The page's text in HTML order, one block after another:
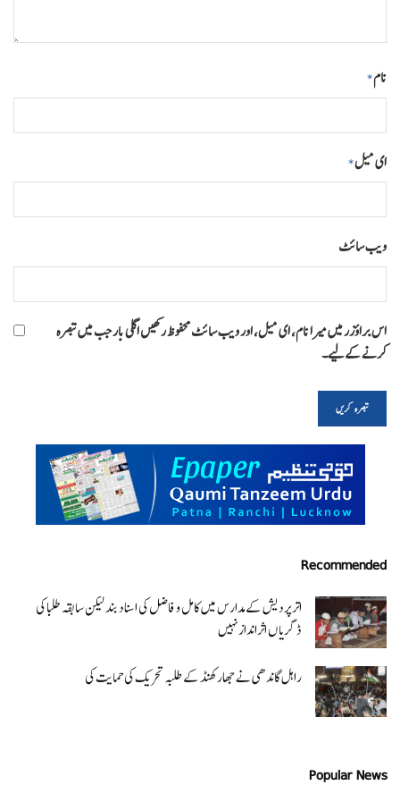
نام*
ای میل*
ویب‌ سائٹ
اس براؤزر میں میرا نام، ای میل، اور ویب سائٹ محفوظ رکھیں اگلی بار جب میں تبصرہ
کرنے کےلیے۔
Recommended
اتر پردیش کےمدارس میں کامل و فاضل کی اسناد بند لیکن سابقہ طلبا کی
ڈگریا ں اثرانداز نہیں
راہل گاندھی نے جھارکھنڈ کے طلبہ تحریک کی حمایت کی
Popular News